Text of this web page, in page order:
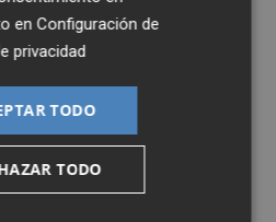
Carmen Contelles
se reforma el
se introduzca en los
del Estado un Fondo
condone la deuda
ha hecho con otras
enConfiguración de
privacidad
TODO
TODO